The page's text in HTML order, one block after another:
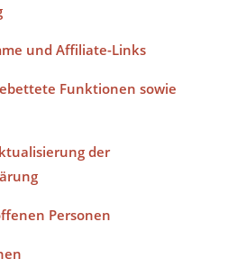
und Affiliate-Links
Funktionen sowie
der
Personen